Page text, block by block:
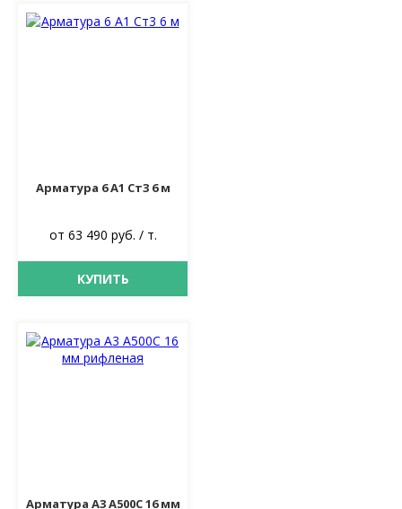
Арматура 6 А1 Ст3 6 м
от 63 490 руб. / т.
КУПИТЬ
Арматура А3 А500С 16 мм